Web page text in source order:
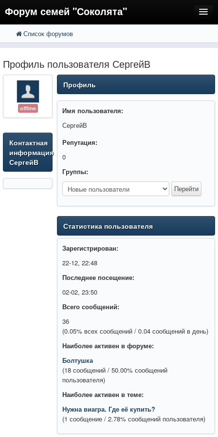
Форум семей "Соколята"
FAQ
Регистрация
Вход
Список форумов
Профиль пользователя СергейВ
offline
Контактная
информация
СергейВ
Профиль
Имя пользователя:
СергейВ
Репутация:
0
Группы:
Статистика пользователя
Зарегистрирован:
22-12, 22:48
Последнее посещение:
02-02, 23:50
Всего сообщений:
36
(0.05% всех сообщений / 0.04 сообщений в день)
Наиболее активен в форуме:
Болтушка
(18 сообщений / 50.00% сообщений
пользователя)
Наиболее активен в теме:
Нужна виагра. Где её купить?
(1 сообщение / 2.78% сообщений пользователя)